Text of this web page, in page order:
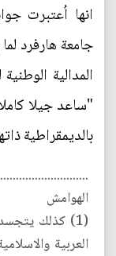
انها اُعتبرت
المدالية
"ساعد جيلا
بالديمقراطية
الهوامش
(1) كذلك
العربية